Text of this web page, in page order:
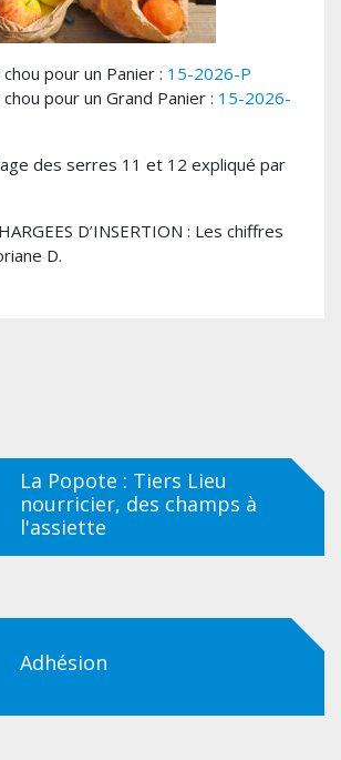
pour un Panier : 15-2026-P
pour un Grand Panier : 15-2026-
des serres 11 et 12 expliqué par
D’INSERTION : Les chiffres
D.
La Popote : Tiers Lieu
nourricier, des champs à
l'assiette
Adhésion